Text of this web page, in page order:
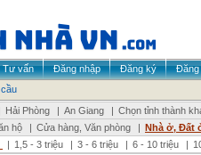
Tư vấn Đăng nhập Đăng ký
Đăng
Hải Phòng | An Giang | Chọn tỉnh thành
hộ | Cửa hàng, Văn phòng | Nhà ở, Đất
| 1,5 - 3 triệu | 3 - 6 triệu | 6 - 10 triệu |